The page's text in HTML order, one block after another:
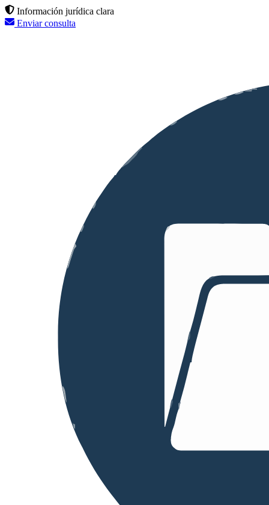
Información jurídica clara
Enviar consulta